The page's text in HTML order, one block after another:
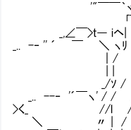
'"￣￣｀ヾﾄ､
｢￣`ゞi'
_,∠￣>ｔ― i
_.. -‐ '' ´ ￣ ＼
｜/ | /| |l ヽ _
| | |_,L.| |.ヽ
_/ｿ / ﾊ|ｨifヾ ヽ!.
_.. --‐ '´￣
>く_ //l /!::::|〃< /
＼ 〃 | / |::::::|ﾄ